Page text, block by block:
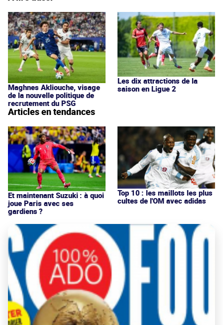
Maghnes Akliouche, visage
de la nouvelle politique de
recrutement du PSG
Les dix attractions de la
saison en Ligue 2
Articles en tendances
Et maintenant Suzuki : à quoi
joue Paris avec ses
gardiens ?
Top 10 : les maillots les plus
cultes de l'OM avec adidas